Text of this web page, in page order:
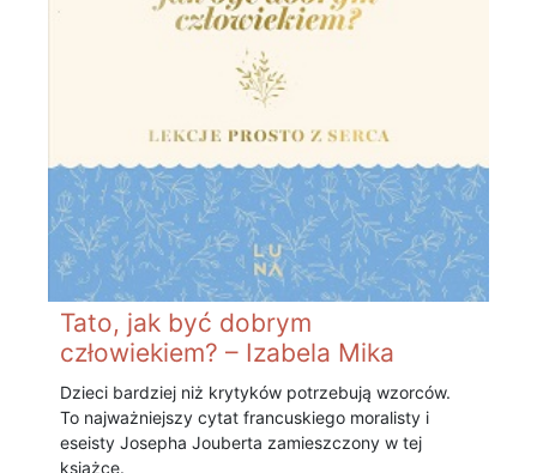
Tato, jak być dobrym
człowiekiem? – Izabela Mika
Dzieci bardziej niż krytyków potrzebują wzorców.
To najważniejszy cytat francuskiego moralisty i
eseisty Josepha Jouberta zamieszczony w tej
książce.